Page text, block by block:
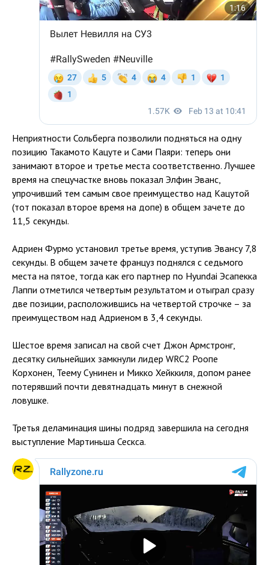
Неприятности Сольберга позволили подняться на одну
позицию Такамото Кацуте и Сами Паяри: теперь они
занимают второе и третье места соответственно. Лучшее
время на спецучастке вновь показал Элфин Эванс,
упрочивший тем самым свое преимущество над Кацутой
(тот показал второе время на допе) в общем зачете до
11,5 секунды.
Адриен Фурмо установил третье время, уступив Эвансу 7,8
секунды. В общем зачете француз поднялся с седьмого
места на пятое, тогда как его партнер по Hyundai Эсапекка
Лаппи отметился четвертым результатом и отыграл сразу
две позиции, расположившись на четвертой строчке – за
преимуществом над Адриеном в 3,4 секунды.
Шестое время записал на свой счет Джон Армстронг,
десятку сильнейших замкнули лидер WRC2 Роопе
Корхонен, Теему Сунинен и Микко Хейккиля, допом ранее
потерявший почти девятнадцать минут в снежной
ловушке.
Третья деламинация шины подряд завершила на сегодня
выступление Мартиньша Сескса.